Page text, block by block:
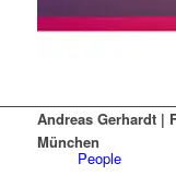
People
Andreas Gerhardt |
München